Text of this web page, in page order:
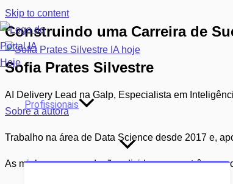
Skip to content
Profissionais
Construindo uma Carreira de
Sofia Prates Silvestre
AI Delivery Lead na Galp, Especialista em
Sobre a autora
Trabalho na área de Data Science desde 2017 e,
As minhas recomendações dividem-se em três